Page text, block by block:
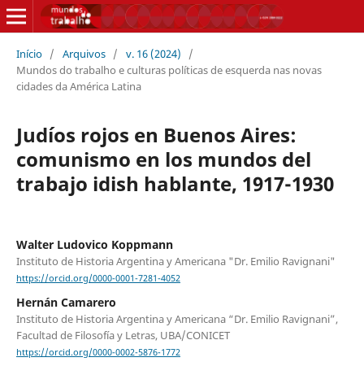
Início / Arquivos / v. 16 (2024)
/
Mundos do trabalho e culturas políticas de esquerda nas novas
cidades da América Latina
Judíos rojos en Buenos Aires:
comunismo en los mundos del
trabajo idish hablante, 1917-1930
Walter Ludovico Koppmann
Instituto de Historia Argentina y Americana "Dr. Emilio Ravignani"
https://orcid.org/0000-0001-7281-4052
Hernán Camarero
Instituto de Historia Argentina y Americana “Dr. Emilio Ravignani”,
Facultad de Filosofía y Letras, UBA/CONICET
https://orcid.org/0000-0002-5876-1772